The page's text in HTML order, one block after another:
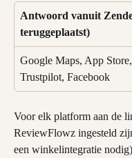
Antwoord vanuit
teruggeplaatst)
Google Maps, App
Trustpilot, Facebook
Voor elk platform aan de
ReviewFlowz ingesteld
een winkelintegratie